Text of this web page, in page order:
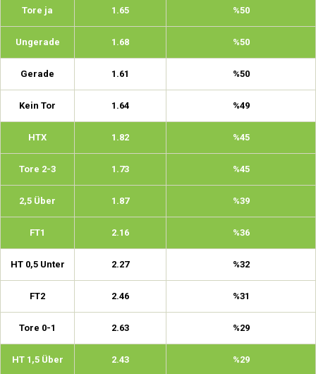
Tore ja 1.65 %50
Ungerade 1.68 %50
Gerade 1.61 %50
Kein Tor 1.64 %49
HTX 1.82 %45
Tore 2-3 1.73 %45
2,5 Über 1.87 %39
FT1 2.16 %36
HT 0,5 Unter 2.27 %32
FT2 2.46 %31
Tore 0-1 2.63 %29
HT 1,5 Über 2.43 %29